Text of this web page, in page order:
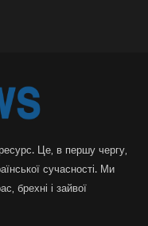
Це, в першу чергу,
сучасності. Ми
брехні і зайвої